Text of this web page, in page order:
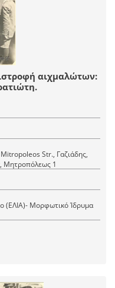
αιχμαλώτων:
(Dag Films) Αθήνα, Mητροπόλεως 1
(ΕΛΙΑ)- Μορφωτικό Ίδρυμα